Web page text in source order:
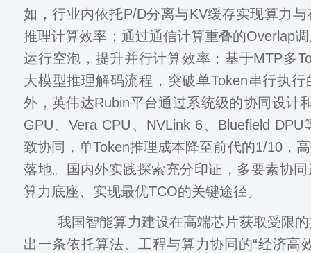
如，行业内依托P/D分离与KV缓存实现算力
推理计算效率；通过通信计算重叠的Overlap
运行空泡，提升并行计算效率；基于MTP多
大模型推理解码流程，突破单Token串行执
外，英伟达Rubin平台通过系统级的协同设计
GPU、Vera CPU、NVLink 6、Bluefield
致协同，单Token推理成本降至前代的1/10，
落地。国内外实践探索充分印证，多要素协
算力底座、实现最优TCO的关键途径。
我国智能算力建设在高端芯片获取受限的
出一条依托算法、工程与算力协同的“经济高